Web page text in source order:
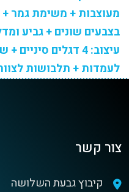
מעוצבות + משימת גמר +
בצבעים שונים + גביע
עיצוב: 4 דגלים
לעמדות + תלבושות
צור קשר
קיבוץ גבעת השלושה